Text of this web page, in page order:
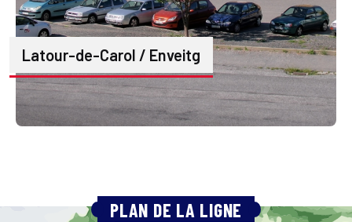
Latour-de-Carol / Enveitg
PLAN DE LA LIGNE